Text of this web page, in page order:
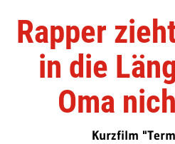
Rapper
in die
Oma
Kurzfilm